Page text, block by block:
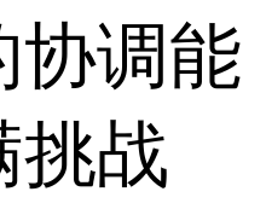
协调能
挑战